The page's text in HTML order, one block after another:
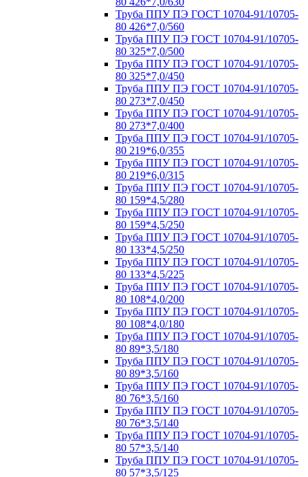
Труба ППУ ПЭ ГОСТ 10704-91/10705-
80 426*7,0/560
Труба ППУ ПЭ ГОСТ 10704-91/10705-
80 325*7,0/500
Труба ППУ ПЭ ГОСТ 10704-91/10705-
80 325*7,0/450
Труба ППУ ПЭ ГОСТ 10704-91/10705-
80 273*7,0/450
Труба ППУ ПЭ ГОСТ 10704-91/10705-
80 273*7,0/400
Труба ППУ ПЭ ГОСТ 10704-91/10705-
80 219*6,0/355
Труба ППУ ПЭ ГОСТ 10704-91/10705-
80 219*6,0/315
Труба ППУ ПЭ ГОСТ 10704-91/10705-
80 159*4,5/280
Труба ППУ ПЭ ГОСТ 10704-91/10705-
80 159*4,5/250
Труба ППУ ПЭ ГОСТ 10704-91/10705-
80 133*4,5/250
Труба ППУ ПЭ ГОСТ 10704-91/10705-
80 133*4,5/225
Труба ППУ ПЭ ГОСТ 10704-91/10705-
80 108*4,0/200
Труба ППУ ПЭ ГОСТ 10704-91/10705-
80 108*4,0/180
Труба ППУ ПЭ ГОСТ 10704-91/10705-
80 89*3,5/180
Труба ППУ ПЭ ГОСТ 10704-91/10705-
80 89*3,5/160
Труба ППУ ПЭ ГОСТ 10704-91/10705-
80 76*3,5/160
Труба ППУ ПЭ ГОСТ 10704-91/10705-
80 76*3,5/140
Труба ППУ ПЭ ГОСТ 10704-91/10705-
80 57*3,5/140
Труба ППУ ПЭ ГОСТ 10704-91/10705-
80 57*3,5/125